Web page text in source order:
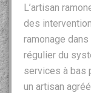
L’artisan
des
ramonage dans
régulier du
services à bas
un artisan